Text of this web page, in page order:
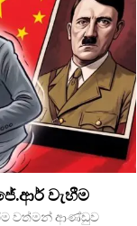
වැහීම
වත්මන් ආණ්ඩුව